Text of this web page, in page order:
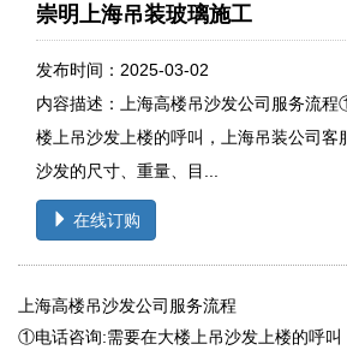
崇明上海吊装玻璃施工
发布时间：2025-03-02
内容描述：上海高楼吊沙发公司服务流
楼上吊沙发上楼的呼叫，上海吊装公司客
沙发的尺寸、重量、目...
在线订购
上海高楼吊沙发公司服务流程
①电话咨询:需要在大楼上吊沙发上楼的呼叫